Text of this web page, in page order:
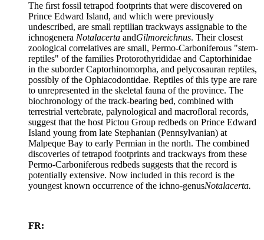
The ﬁrst fossil tetrapod footprints that were discovered on
Prince Edward Island, and which were previously
undescribed, are small reptilian trackways assignable to the
ichnogenera Notalacerta andGilmoreichnus. Their closest
zoological correlatives are small, Permo-Carboniferous "stem-
reptiles" of the families Protorothyrididae and Captorhinidae
in the suborder Captorhinomorpha, and pelycosauran reptiles,
possibly of the Ophiacodontidae. Reptiles of this type are rare
to unrepresented in the skeletal fauna of the province. The
biochronology of the track-bearing bed, combined with
terrestrial vertebrate, palynological and macroﬂoral records,
suggest that the host Pictou Group redbeds on Prince Edward
Island young from late Stephanian (Pennsylvanian) at
Malpeque Bay to early Permian in the north. The combined
discoveries of tetrapod footprints and trackways from these
Permo-Carboniferous redbeds suggests that the record is
potentially extensive. Now included in this record is the
youngest known occurrence of the ichno-genusNotalacerta.
FR: